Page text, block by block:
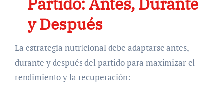
y Después
La estrategia nutricional debe adaptarse antes,
durante y después del partido para maximizar el
rendimiento y la recuperación: